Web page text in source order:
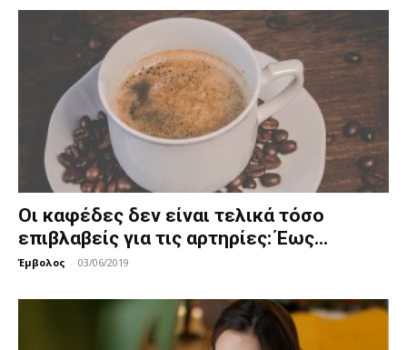
Οι καφέδες δεν είναι τελικά τόσο
επιβλαβείς για τις αρτηρίες: Έως...
Έμβολος - 03/06/2019